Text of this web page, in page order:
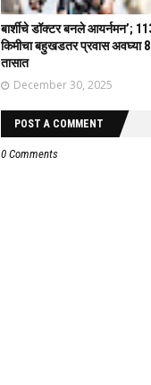
बार्शीचे डॉक्टर बनले आयर्नमन’;
किमीचा बहुखडतर प्रवास अवघ्या
तासात
December 30, 2025
POST A COMMENT
0 Comments